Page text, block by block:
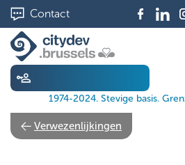
Skip
to
main
content
Contact
1974-2024. Stevige basis.
Verwezenlijkingen